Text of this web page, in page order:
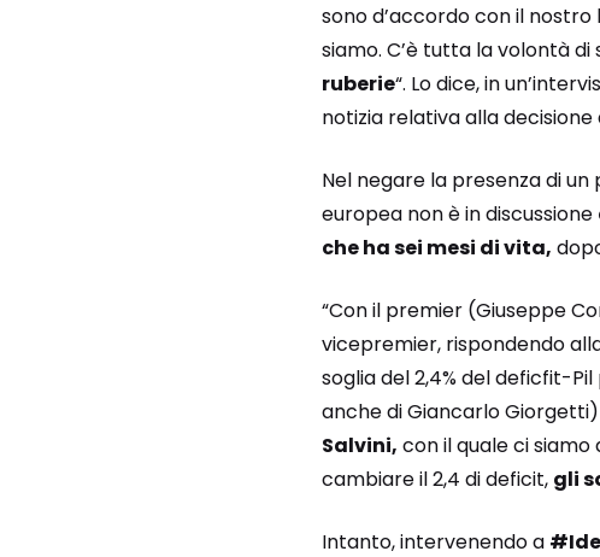
sono d’accordo con il
siamo. C’è tutta la volontà
ruberie“. Lo dice, in
notizia relativa alla decisione
Nel negare la presenza di un
europea non è in discussione
che ha sei mesi di vita,
“Con il premier (Giuseppe
vicepremier, rispondendo
soglia del 2,4% del deficfit-
anche di Giancarlo
Salvini, con il quale ci
cambiare il 2,4 di deficit, gli
Intanto, intervenendo a